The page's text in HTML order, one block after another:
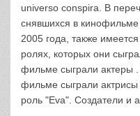
universo conspira. В
снявшихся в
2005 года, также
ролях, которых они
фильме сыграли актеры
фильме сыграли актрисы
роль "Eva". Создатели и